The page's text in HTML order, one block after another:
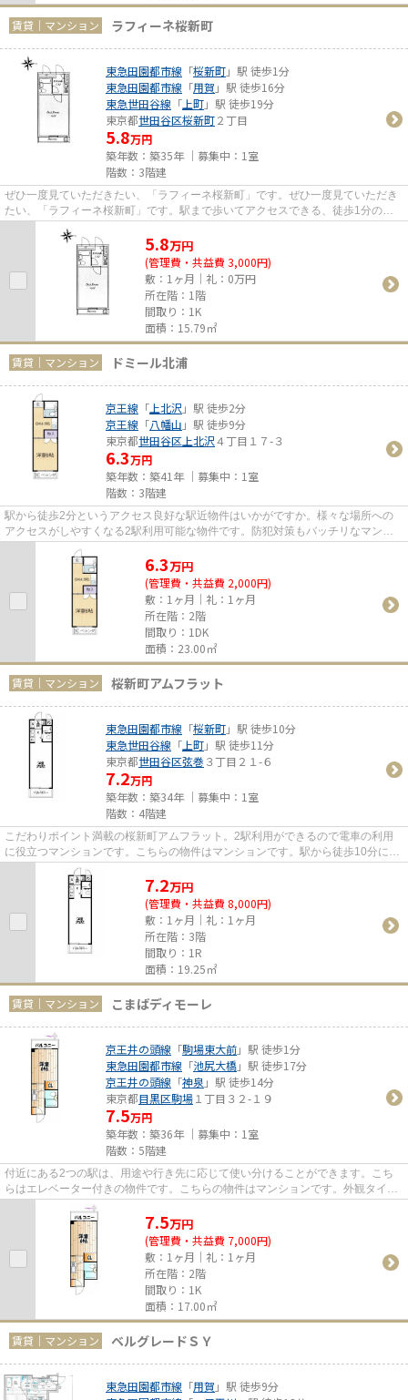
賃貸｜マンション ラフィーネ桜新町
東急田園都市線 「桜新町」駅 徒歩1分
東急田園都市線 「用賀 」駅 徒歩16分
東急世田谷線 「 上町」駅 徒歩19分
東京都世田谷区桜新町２丁目
5.8万円
築年数：築35年 ｜募集中： 1室
階数：3階建
ぜひ一度見ていただきたい、「ラフィーネ桜新町」です。ぜひ一度見ていただき
たい、「ラフィーネ桜新町」です。駅まで歩いてアクセスできる、徒歩1分の距
離に立地する物件です。お仕事...
5.8万円
(管理費・共益費 3,000円)
敷：1ヶ月｜礼：0万円
所在階：1階
間取り：1K
面積：15.79㎡
賃貸｜マンション ドミール北浦
京王線 「 上北沢 」駅 徒歩2分
京王線 「八幡山 」駅 徒歩9分
東京都世田谷区 上北沢４丁目１７-３
6.3万円
築年数：築41年 ｜募集中： 1室
階数：3階建
駅から徒歩2分というアクセス良好な駅近物件はいかがですか。様々な場所への
アクセスがしやすくなる2駅利用可能な物件です。防犯対策もバッチリなマンシ
ョンタイプの物件です。お電話...
6.3万円
(管理費・共益費 2,000円)
敷：1ヶ月｜礼：1ヶ月
所在階：2階
間取り：1DK
面積：23.00㎡
賃貸｜マンション 桜新町アムフラット
東急田園都市線 「桜新町」駅 徒歩10分
東急世田谷線 「 上町」駅 徒歩11分
東京都世田谷区弦巻 ３丁目２１-６
7.2万円
築年数：築34年 ｜募集中： 1室
階数：4階建
こだわりポイント満載の桜新町アムフラット。2駅利用ができるので電車の利用
に役立つマンションです。こちらの物件はマンションです。駅から徒歩10分に立
地する物件です。メールアドレ...
7.2万円
(管理費・共益費 8,000円)
敷：1ヶ月｜礼：1ヶ月
所在階：3階
間取り：1R
面積：19.25㎡
賃貸｜マンション こまばディモーレ
京王井の頭線 「駒場東大前」駅 徒歩1分
東急田園都市線 「池尻大橋」駅 徒歩17分
京王井の頭線 「神泉 」駅 徒歩14分
東京都目黒区駒場１丁目３２-１９
7.5万円
築年数：築36年 ｜募集中： 1室
階数：5階建
付近にある2つの駅は、用途や行き先に応じて使い分けることができます。こち
らはエレベーター付きの物件です。こちらの物件はマンションです。外観タイル
張りなので、年月とともに味わ...
7.5万円
(管理費・共益費 7,000円)
敷：1ヶ月｜礼：1ヶ月
所在階：2階
間取り：1K
面積：17.00㎡
賃貸｜マンション ベルグレードＳＹ
東急田園都市線 「用賀 」駅 徒歩9分